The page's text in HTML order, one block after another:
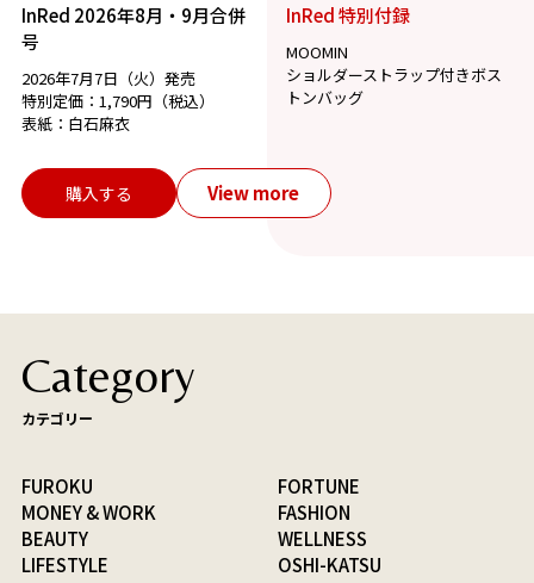
InRed 2026年8月・9月合併
号
2026年7月7日（火）発売
特別定価：1,790円（税込）
表紙：白石麻衣
InRed 特別付録
MOOMIN
ショルダーストラップ付きボス
トンバッグ
購入する View more
Category
カテゴリー
FUROKU
FORTUNE
MONEY & WORK
FASHION
BEAUTY
WELLNESS
LIFESTYLE
OSHI-KATSU